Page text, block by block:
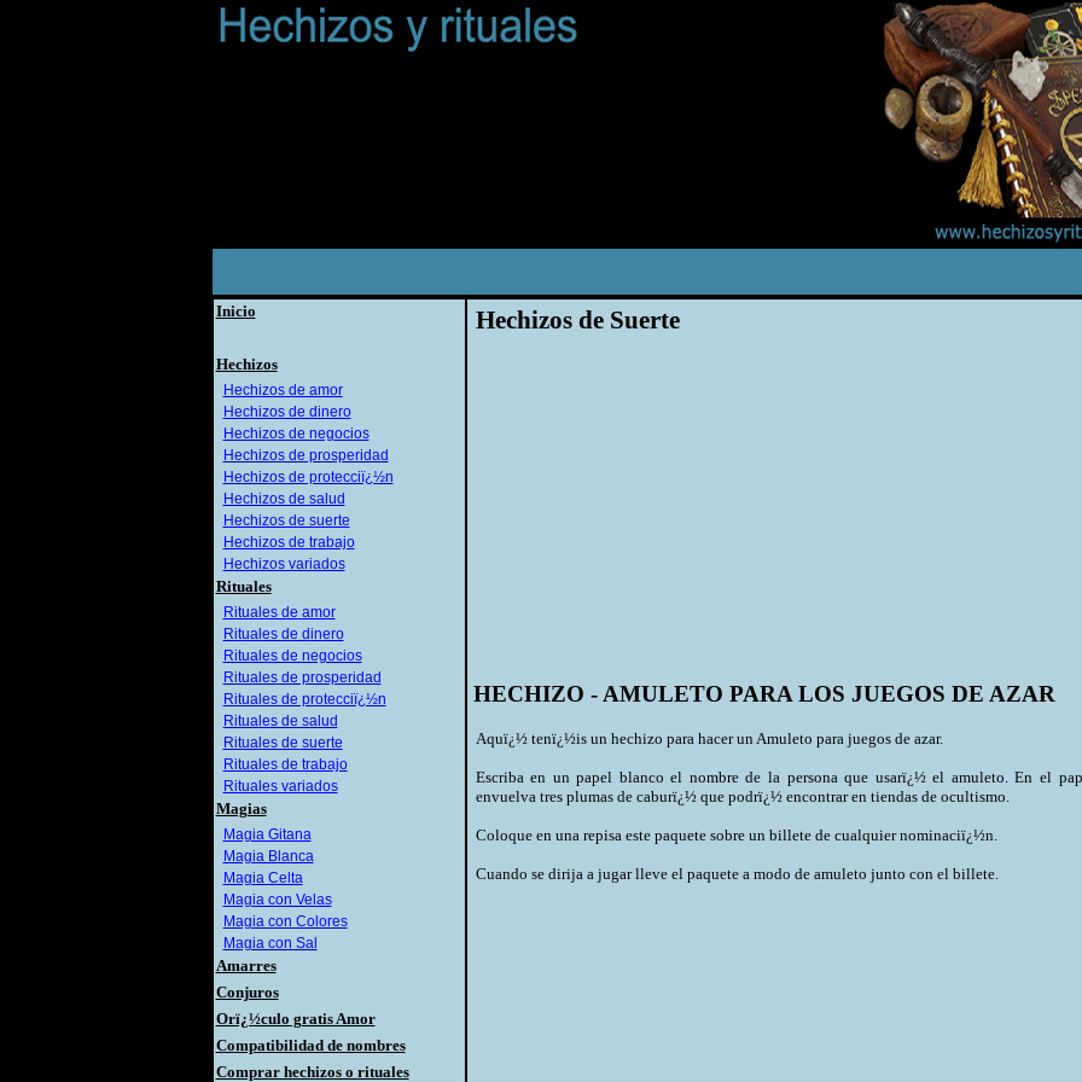
Inicio
Hechizos
Hechizos de amor
Hechizos de dinero
Hechizos de negocios
Hechizos de prosperidad
Hechizos de protecciï¿½n
Hechizos de salud
Hechizos de suerte
Hechizos de trabajo
Hechizos variados
Rituales
Rituales de amor
Rituales de dinero
Rituales de negocios
Rituales de prosperidad
Rituales de protecciï¿½n
Rituales de salud
Rituales de suerte
Rituales de trabajo
Rituales variados
Magias
Magia Gitana
Magia Blanca
Magia Celta
Magia con Velas
Magia con Colores
Magia con Sal
Amarres
Conjuros
Orï¿½culo gratis Amor
Compatibilidad de nombres
Comprar hechizos o rituales
Hechizos de Suerte
HECHIZO - AMULETO PARA LOS JUEGOS DE AZAR
Aquï¿½ tenï¿½is un hechizo para hacer un Amuleto para juegos de azar.
Escriba en un papel blanco el nombre de la persona que usarï¿½ el amuleto. En el
envuelva tres plumas de caburï¿½ que podrï¿½ encontrar en tiendas de ocultismo.
Coloque en una repisa este paquete sobre un billete de cualquier nominaciï¿½n.
Cuando se dirija a jugar lleve el paquete a modo de amuleto junto con el billete.